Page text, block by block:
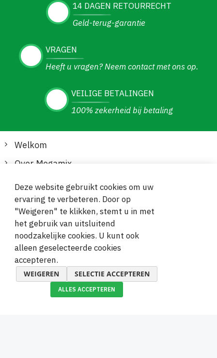
14 DAGEN RETOURRECHT
Geld-terug-garantie
VRAGEN
Heeft u vragen? Neem contact met ons op.
VEILIGE BETALINGEN
100% zekerheid bij betaling
Welkom
Over Megamix
Informatie
Klantenservice
Veilige en gemakkelijke betalingen
Deze website gebruikt cookies om uw
ervaring te verbeteren. Door op
"Weigeren" te klikken, stemt u in met
het gebruik van uitsluitend
noodzakelijke cookies. U kunt ook
alleen geselecteerde cookies
accepteren.
WEIGEREN SELECTIE ACCEPTEREN
ALLES ACCEPTEREN